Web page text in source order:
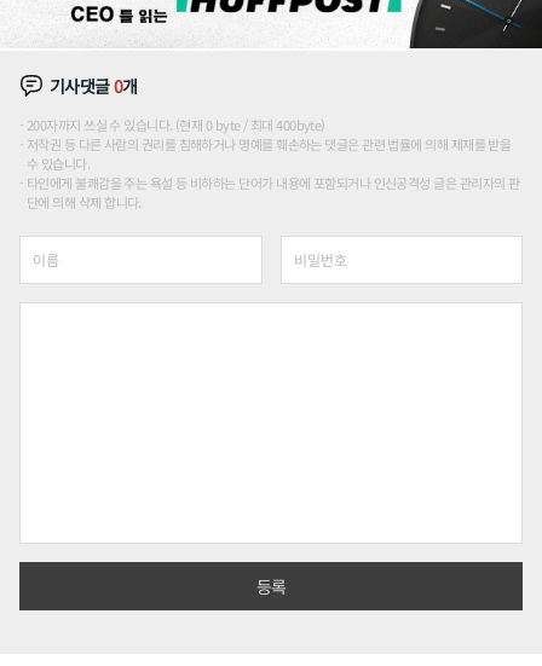
기사댓글0개
200자까지 쓰실 수 있습니다. (현재 0 byte / 최대 400byte)
저작권 등 다른 사람의 권리를 침해하거나 명예를 훼손하는 댓글은 관련 법률에 의해 제재를 받을
수 있습니다.
타인에게 불쾌감을 주는 욕설 등 비하하는 단어가 내용에 포함되거나 인신공격성 글은 관리자의 판
단에 의해 삭제 합니다.